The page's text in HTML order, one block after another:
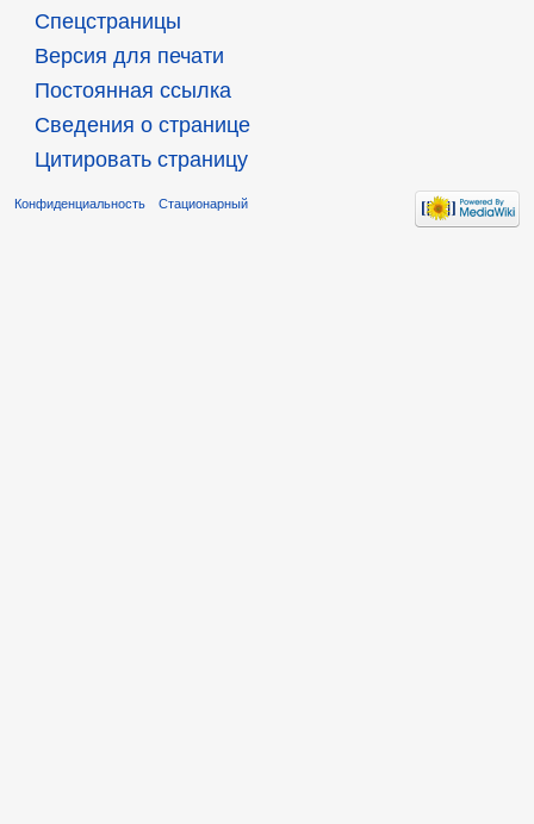
Спецстраницы
Версия для печати
Постоянная ссылка
Сведения о странице
Цитировать страницу
Конфиденциальность Стационарный